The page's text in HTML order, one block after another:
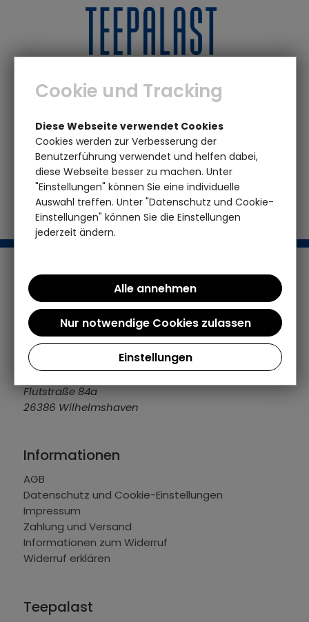
Das von Ihnen gesuchte Produkt ist leider
nicht mehr vorhanden
Support / Hotline
04421 309109
info@teepalast.de
MO - FR: 08:00 bis 16:30 Uhr
Teepalast Tee und mehr GmbH & Co. KG
Flutstraße 84a
26386 Wilhelmshaven
Informationen
AGB
Datenschutz und Cookie-Einstellungen
Impressum
Zahlung und Versand
Informationen zum Widerruf
Widerruf erklären
Teepalast
Cookie und Tracking
Diese Webseite verwendet Cookies
Cookies werden zur Verbesserung der
Benutzerführung verwendet und helfen dabei,
diese Webseite besser zu machen. Unter
"Einstellungen" können Sie eine individuelle
Auswahl treffen. Unter "Datenschutz und Cookie-
Einstellungen" können Sie die Einstellungen
jederzeit ändern.
Einstellungen